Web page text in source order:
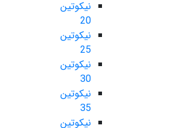
نیکوتین
20
نیکوتین
25
نیکوتین
30
نیکوتین
35
نیکوتین